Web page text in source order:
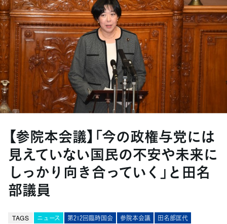
【参院本会議】「今の政権与党には
見えていない国民の不安や未来に
しっかり向き合っていく」と田名
部議員
TAGS ニュース 第212回臨時国会 参院本会議 田名部匡代